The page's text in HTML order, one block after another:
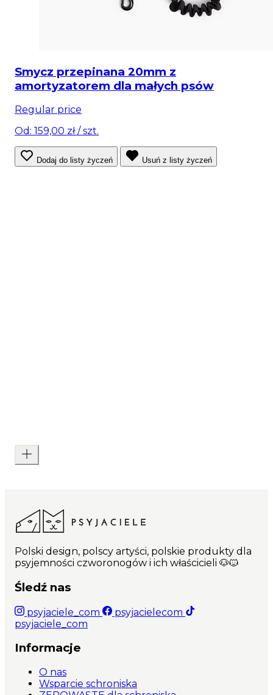
Smycz przepinana 20mm z
amortyzatorem dla małych psów
Regular price
Od: 159,00 zł/ szt.
Dodaj do listy życzeń Usuń z listy życzeń
Polski design, polscy artyści, polskie produkty dla
psyjemności czworonogów i ich właścicieli 🐶🐱
Śledź nas
psyjaciele_com
psyjacielecom
psyjaciele_com
Informacje
O nas
Wsparcie schroniska